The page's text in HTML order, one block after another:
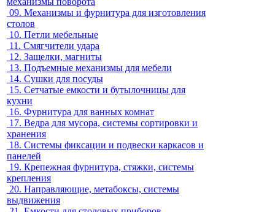
09. Механизмы и фурнитура для изготовления
столов
10. Петли мебельные
11. Смягчители удара
12. Защелки, магниты
13. Подъемные механизмы для мебели
14. Сушки для посуды
15. Сетчатые емкости и бутылочницы для
кухни
16. Фурнитура для ванных комнат
17. Ведра для мусора, системы сортировки и
хранения
18. Системы фиксации и подвески каркасов и
панелей
19. Крепежная фурнитура, стяжки, системы
крепления
20. Направляющие, метабоксы, системы
выдвижения